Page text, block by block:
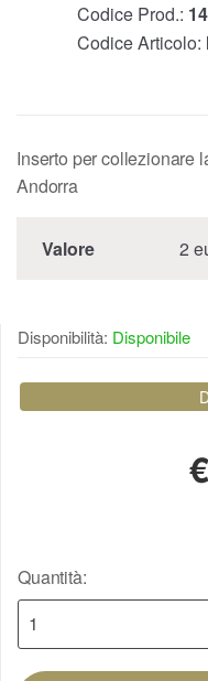
Codice Prod.:
Codice Articolo:
Inserto per collezionare
Andorra
Valore 2
Disponibilità: Disponibile
€
Quantità: